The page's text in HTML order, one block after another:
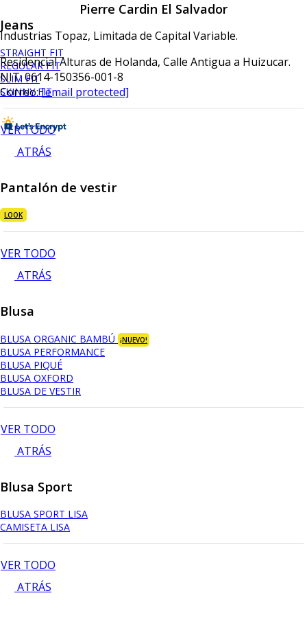
Jeans
STRAIGHT FIT
REGULAR FIT
SLIM FIT
SKINNY FIT
VER TODO
ATRÁS
Pantalón de vestir
LOOK
VER TODO
ATRÁS
Blusa
BLUSA ORGANIC BAMBÚ ¡NUEVO!
BLUSA PERFORMANCE
BLUSA PIQUÉ
BLUSA OXFORD
BLUSA DE VESTIR
VER TODO
ATRÁS
Blusa Sport
BLUSA SPORT LISA
CAMISETA LISA
VER TODO
ATRÁS
Pierre Cardin El Salvador
Industrias Topaz, Limitada de Capital Variable.
Residencial Alturas de Holanda, Calle Antigua a Huizucar.
NIT: 0614-150356-001-8
Correo:[email protected]